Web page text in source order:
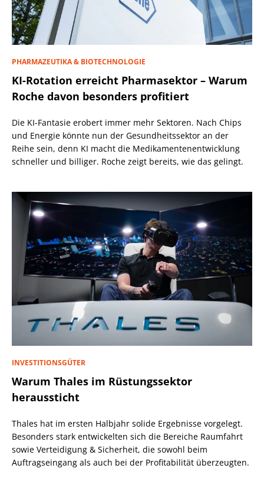
PHARMAZEUTIKA & BIOTECHNOLOGIE
KI-Rotation erreicht Pharmasektor – Warum
Roche davon besonders profitiert
Die KI-Fantasie erobert immer mehr Sektoren. Nach Chips
und Energie könnte nun der Gesundheitssektor an der
Reihe sein, denn KI macht die Medikamentenentwicklung
schneller und billiger. Roche zeigt bereits, wie das gelingt.
INVESTITIONSGÜTER
Warum Thales im Rüstungssektor
heraussticht
Thales hat im ersten Halbjahr solide Ergebnisse vorgelegt.
Besonders stark entwickelten sich die Bereiche Raumfahrt
sowie Verteidigung & Sicherheit, die sowohl beim
Auftragseingang als auch bei der Profitabilität überzeugten.